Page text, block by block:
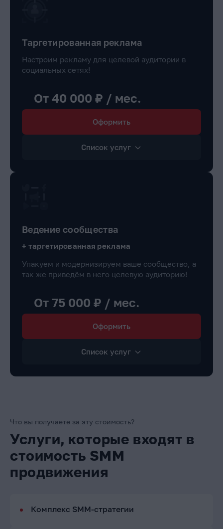
Таргетированная реклама
Настроим рекламу для целевой аудитории в
социальных сетях!
Список услуг
Оформить
От 40 000 ₽ / мес.
Ведение сообщества
+ таргетированная реклама
Упакуем и модернизируем ваше сообщество, а
так же приведём в него целевую аудиторию!
Список услуг
Оформить
От 75 000 ₽ / мес.
Что вы получаете за эту стоимость?
Услуги, которые входят в
стоимость SMM
продвижения
Комплекс SMM-стратегии